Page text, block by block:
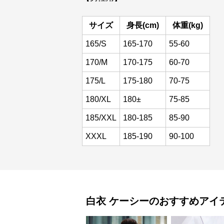
サイズ 身長(cm) 体重(kg)
165/S 165-170 55-60
170/M 170-175 60-70
175/L 175-180 70-75
180/XL 180± 75-85
185/XXL 180-185 85-90
XXXL 185-190 90-100
白衣 ケーシーのおすすめアイ